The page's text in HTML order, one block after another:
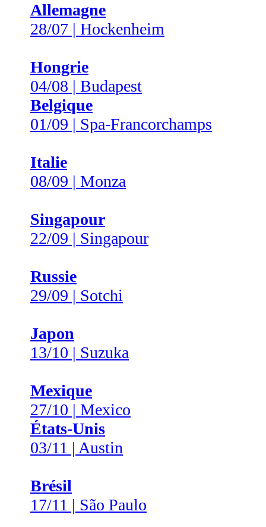
Allemagne
28/07 | Hockenheim
Hongrie
04/08 | Budapest
Belgique
01/09 | Spa-Francorchamps
Italie
08/09 | Monza
Singapour
22/09 | Singapour
Russie
29/09 | Sotchi
Japon
13/10 | Suzuka
Mexique
27/10 | Mexico
États-Unis
03/11 | Austin
Brésil
17/11 | São Paulo